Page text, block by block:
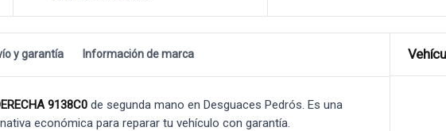
y garantía Información de marca
9138C0 de segunda mano en Desguaces Pedrós. Es una
económica para reparar tu vehículo con garantía.